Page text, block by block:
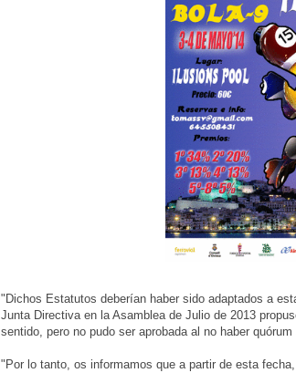
"Dichos Estatutos deberían haber sido adaptados a
Junta Directiva en la Asamblea de Julio de 2013
sentido, pero no pudo ser aprobada al no haber
"Por lo tanto, os informamos que a partir de esta